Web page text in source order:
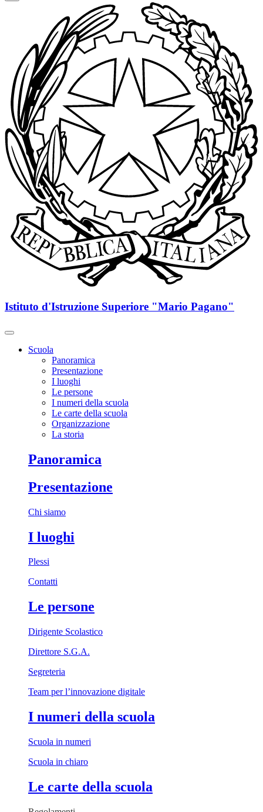
Istituto d'Istruzione Superiore "Mario Pagano"
Scuola
Panoramica
Presentazione
I luoghi
Le persone
I numeri della scuola
Le carte della scuola
Organizzazione
La storia
Panoramica
Presentazione
Chi siamo
I luoghi
Plessi
Contatti
Le persone
Dirigente Scolastico
Direttore S.G.A.
Segreteria
Team per l’innovazione digitale
I numeri della scuola
Scuola in numeri
Scuola in chiaro
Le carte della scuola